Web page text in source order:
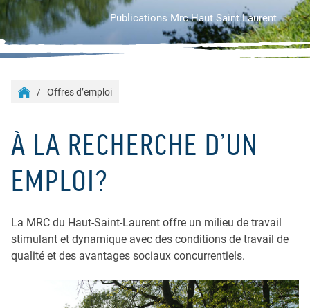
Publications Mrc Haut Saint Laurent
Offres d’emploi
À LA RECHERCHE D’UN
EMPLOI?
La MRC du Haut-Saint-Laurent offre un milieu de travail
stimulant et dynamique avec des conditions de travail de
qualité et des avantages sociaux concurrentiels.